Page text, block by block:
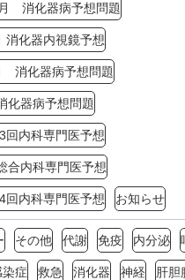
消化器病予想問題
消化器内視鏡予想
消化器病予想問題
器病予想問題
回内科専門医予想
内科専門医予想
回内科専門医予想 お知らせ
その他 代謝 免疫 内分泌
染症 救急 消化器 神経 肝胆